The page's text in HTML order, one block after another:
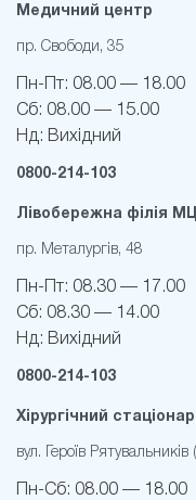
Медичний центр
пр. Свободи, 35
Пн-Пт: 08.00 — 18.00
Сб: 08.00 — 15.00
Нд: Вихідний
0800-214-103
Лівобережна філія МЦ
пр. Металургів, 48
Пн-Пт: 08.30 — 17.00
Сб: 08.30 — 14.00
Нд: Вихідний
0800-214-103
Хірургічний стаціонар
вул. Героїв
Пн-Cб: 08.00 — 18.00